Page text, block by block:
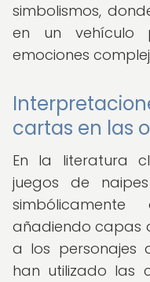
simbolismos,
en un vehículo
emociones
cartas en las
En la literatura
juegos de
añadiendo capas
a los personajes
han utilizado las